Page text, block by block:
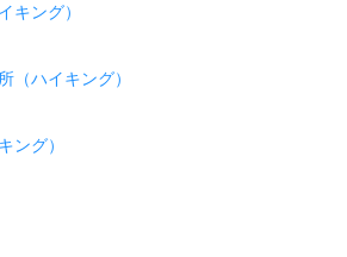
キング）
（ハイキング）
ング）